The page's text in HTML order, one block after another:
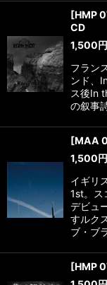
[HMP
CD
1,500円
フラン
ンド、
ス後In
の叙事
[MAA
1,500円
イギリ
1st。ス
デビュ
すルク
ブ・ブ
[HMP